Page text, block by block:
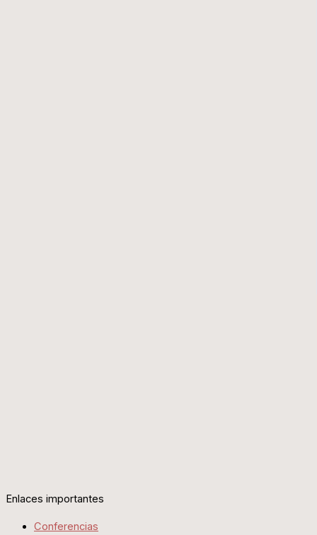
Enlaces importantes
Conferencias